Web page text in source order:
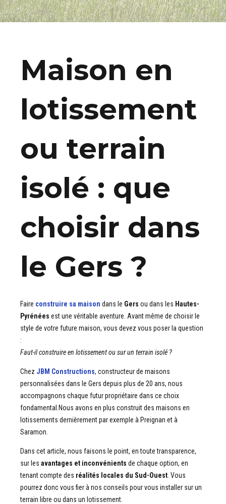
Maison en
lotissement
ou terrain
isolé : que
choisir dans
le Gers ?
Faire construire sa maison dans le Gers ou dans les Hautes-
Pyrénées est une véritable aventure. Avant même de choisir le
style de votre future maison, vous devez vous poser la question
:
Faut-il construire en lotissement ou sur un terrain isolé ?
Chez JBM Constructions, constructeur de maisons
personnalisées dans le Gers depuis plus de 20 ans, nous
accompagnons chaque futur propriétaire dans ce choix
fondamental.Nous avons en plus construit des maisons en
lotissements dernièrement par exemple à Preignan et à
Saramon.
Dans cet article, nous faisons le point, en toute transparence,
sur les avantages et inconvénients de chaque option, en
tenant compte des réalités locales du Sud-Ouest . Vous
pourrez donc vous fier à nos conseils pour vous installer sur un
terrain libre ou dans un lotissement.